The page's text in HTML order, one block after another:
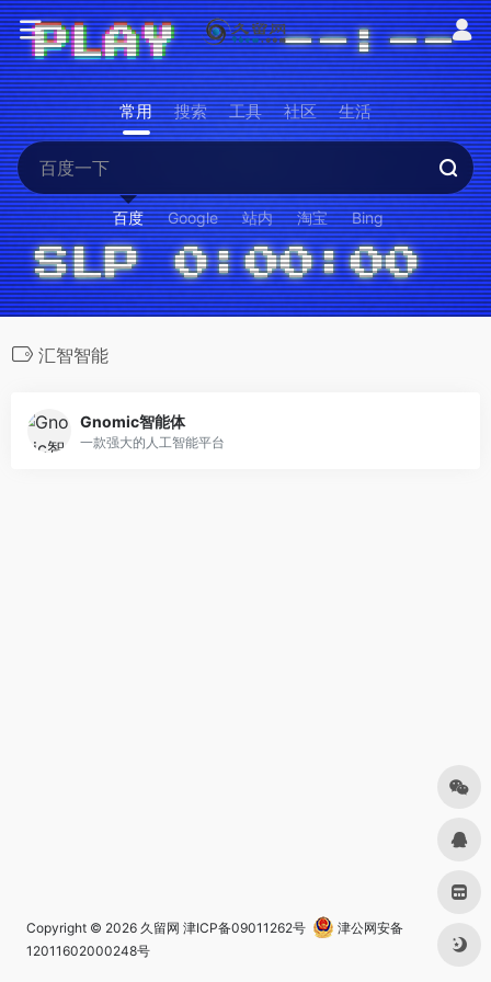
常用 搜索 工具 社区 生活
百度 Google 站内 淘宝 Bing
汇智智能
Gnomic智能体
一款强大的人工智能平台
Copyright © 2026 久留网 津ICP备09011262号
津公网安备
12011602000248号